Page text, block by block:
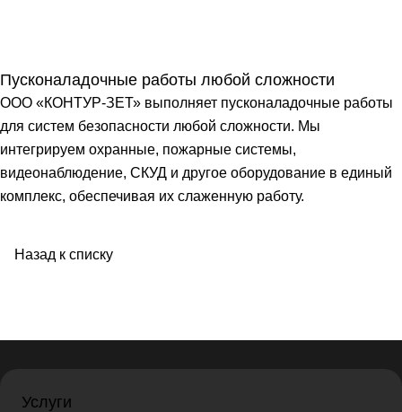
Пусконаладочные работы любой сложности
ООО «КОНТУР-ЗЕТ» выполняет пусконаладочные работы
для систем безопасности любой сложности. Мы
интегрируем охранные, пожарные системы,
видеонаблюдение, СКУД и другое оборудование в единый
комплекс, обеспечивая их слаженную работу.
Назад к списку
Услуги